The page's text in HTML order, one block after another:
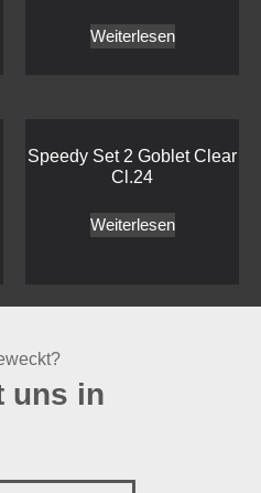
Weiterlesen
Speedy Set 2 Goblet Clear
Cl.24
Weiterlesen
uns in